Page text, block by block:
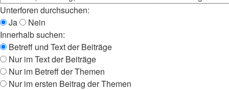
Unterforen durchsuchen:
Ja
Nein
Innerhalb suchen:
Betreff und Text der Beiträge
Nur im Text der Beiträge
Nur im Betreff der Themen
Nur im ersten Beitrag der Themen